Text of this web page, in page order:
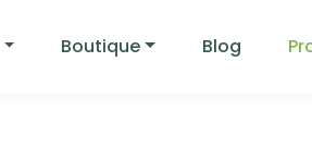
Boutique Blog